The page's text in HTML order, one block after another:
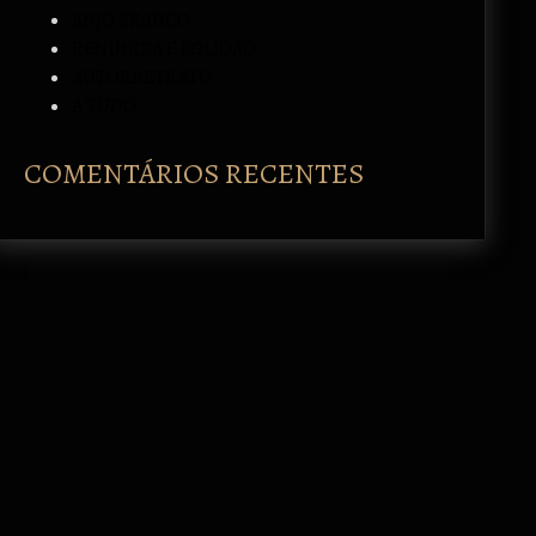
COMENTÁRIOS RECENTES